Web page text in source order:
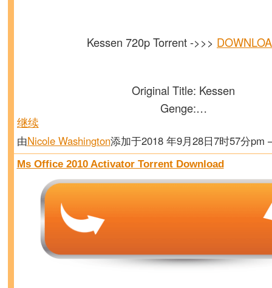
Kessen 720p Torrent ->>>
Original Title: Kessen
Genge:…
继续
由Nicole Washington添加于2018 年9月28日7时57分
Ms Office 2010 Activator Torrent Download